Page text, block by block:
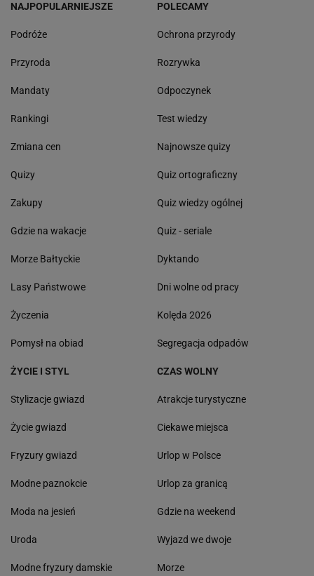
NAJPOPULARNIEJSZE
Podróże
Przyroda
Mandaty
Rankingi
Zmiana cen
Quizy
Zakupy
Gdzie na wakacje
Morze Bałtyckie
Lasy Państwowe
Życzenia
Pomysł na obiad
POLECAMY
Ochrona przyrody
Rozrywka
Odpoczynek
Test wiedzy
Najnowsze quizy
Quiz ortograficzny
Quiz wiedzy ogólnej
Quiz - seriale
Dyktando
Dni wolne od pracy
Kolęda 2026
Segregacja odpadów
ŻYCIE I STYL
Stylizacje gwiazd
Życie gwiazd
Fryzury gwiazd
Modne paznokcie
Moda na jesień
Uroda
Modne fryzury damskie
CZAS WOLNY
Atrakcje turystyczne
Ciekawe miejsca
Urlop w Polsce
Urlop za granicą
Gdzie na weekend
Wyjazd we dwoje
Morze